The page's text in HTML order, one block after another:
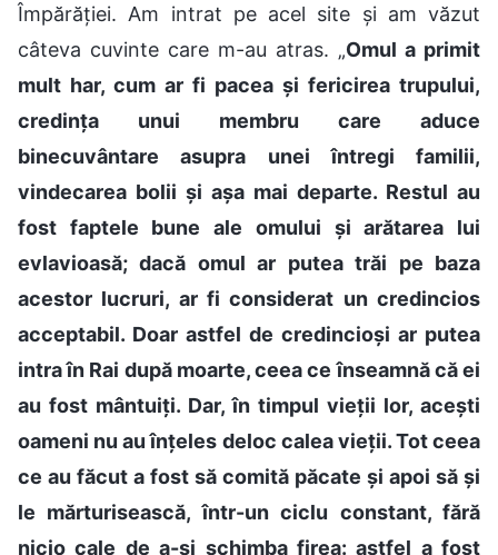
Împărăției. Am intrat pe acel site și am văzut
câteva cuvinte care m-au atras. „Omul a primit
mult har, cum ar fi pacea și fericirea trupului,
credința unui membru care aduce
binecuvântare asupra unei întregi familii,
vindecarea bolii și așa mai departe. Restul au
fost faptele bune ale omului și arătarea lui
evlavioasă; dacă omul ar putea trăi pe baza
acestor lucruri, ar fi considerat un credincios
acceptabil. Doar astfel de credincioși ar putea
intra în Rai după moarte, ceea ce înseamnă că ei
au fost mântuiți. Dar, în timpul vieții lor, acești
oameni nu au înțeles deloc calea vieții. Tot ceea
ce au făcut a fost să comită păcate și apoi să și
le mărturisească, într-un ciclu constant, fără
nicio cale de a-și schimba firea: astfel a fost